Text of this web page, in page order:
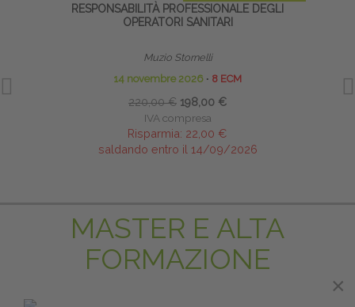
RESPONSABILITÀ PROFESSIONALE DEGLI
OPERATORI SANITARI
Muzio Stornelli
14 novembre 2026 ∙ 8 ECM
220,00 € 198,00 €
IVA compresa
Risparmia: 22,00 €
saldando entro il 14/09/2026
MASTER E ALTA
FORMAZIONE
×